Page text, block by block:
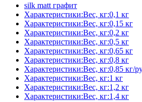
silk matt графит
Характеристики:Вес, кг:0,1 кг
Характеристики:Вес, кг:0,15 кг
Характеристики:Вес, кг:0,2 кг
Характеристики:Вес, кг:0,5 кг
Характеристики:Вес, кг:0,65 кг
Характеристики:Вес, кг:0,8 кг
Характеристики:Вес, кг:0,85 кг/
Характеристики:Вес, кг:1 кг
Характеристики:Вес, кг:1,2 кг
Характеристики:Вес, кг:1,4 кг